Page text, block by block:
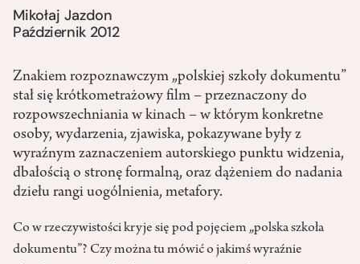
Mikołaj Jazdon
Październik 2012
Znakiem rozpoznawczym „polskiej szkoły dokumentu”
stał się krótkometrażowy film – przeznaczony do
rozpowszechniania w kinach – w którym konkretne
osoby, wydarzenia, zjawiska, pokazywane były z
wyraźnym zaznaczeniem autorskiego punktu widzenia,
dbałością o stronę formalną, oraz dążeniem do nadania
dziełu rangi uogólnienia, metafory.
Co w rzeczywistości kryje się pod pojęciem „polska szkoła
dokumentu”? Czy można tu mówić o jakimś wyraźnie